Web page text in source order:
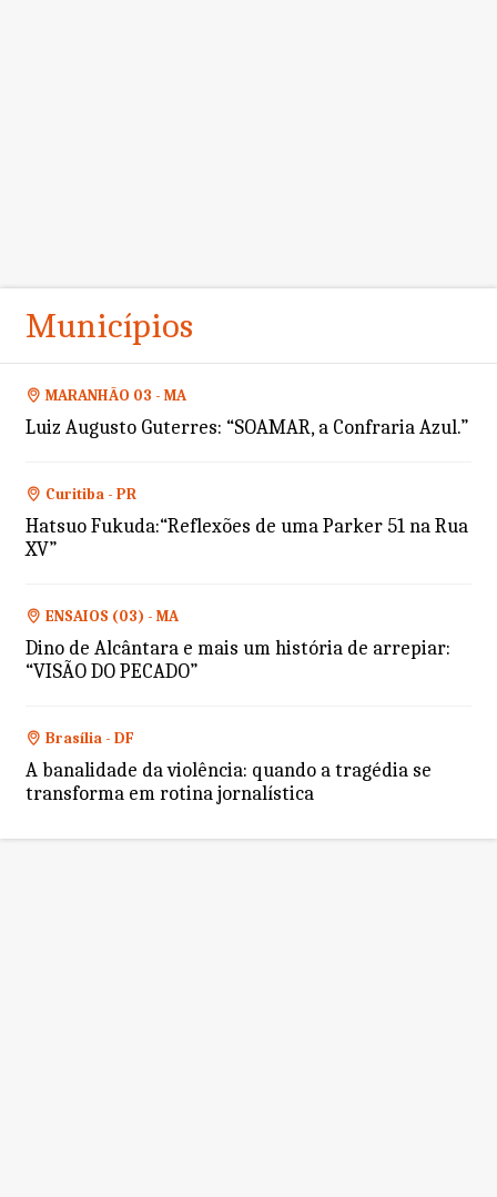
Municípios
MARANHÃO 03 - MA
Luiz Augusto Guterres: “SOAMAR, a Confraria Azul.”
Curitiba - PR
Hatsuo Fukuda:“Reflexões de uma Parker 51 na Rua
XV”
ENSAIOS (03) - MA
Dino de Alcântara e mais um história de arrepiar:
“VISÃO DO PECADO”
Brasília - DF
A banalidade da violência: quando a tragédia se
transforma em rotina jornalística